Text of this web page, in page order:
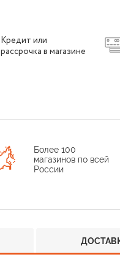
Кредит или
рассрочка в магазине
Более 100
магазинов по всей
России